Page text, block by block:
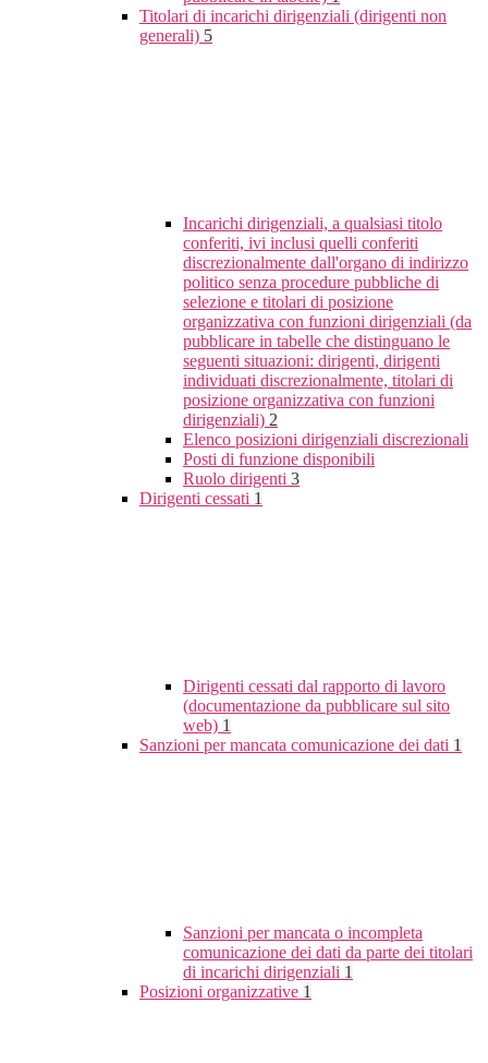
Titolari di incarichi dirigenziali (dirigenti non
generali) 5
Incarichi dirigenziali, a qualsiasi titolo
conferiti, ivi inclusi quelli conferiti
discrezionalmente dall'organo di indirizzo
politico senza procedure pubbliche di
selezione e titolari di posizione
organizzativa con funzioni dirigenziali (da
pubblicare in tabelle che distinguano le
seguenti situazioni: dirigenti, dirigenti
individuati discrezionalmente, titolari di
posizione organizzativa con funzioni
dirigenziali) 2
Elenco posizioni dirigenziali discrezionali
Posti di funzione disponibili
Ruolo dirigenti 3
Dirigenti cessati 1
Dirigenti cessati dal rapporto di lavoro
(documentazione da pubblicare sul sito
web) 1
Sanzioni per mancata comunicazione dei dati 1
Sanzioni per mancata o incompleta
comunicazione dei dati da parte dei titolari
di incarichi dirigenziali 1
Posizioni organizzative 1